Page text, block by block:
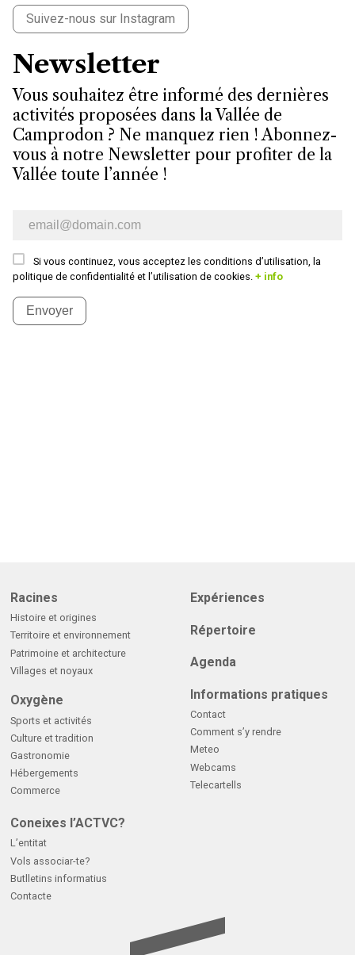
Suivez-nous sur Instagram
Newsletter
Vous souhaitez être informé des dernières
activités proposées dans la Vallée de
Camprodon ? Ne manquez rien ! Abonnez-
vous à notre Newsletter pour profiter de la
Vallée toute l’année !
Bulletin d’information par e-mail
Si vous continuez, vous acceptez les conditions d’utilisation, la
politique de confidentialité et l’utilisation de cookies. + info
Envoyer
Racines
Histoire et origines
Territoire et environnement
Patrimoine et architecture
Villages et noyaux
Oxygène
Sports et activités
Culture et tradition
Gastronomie
Hébergements
Commerce
Expériences
Répertoire
Agenda
Informations pratiques
Contact
Comment s’y rendre
Meteo
Webcams
Telecartells
Coneixes l’ACTVC?
L’entitat
Vols associar-te?
Butlletins informatius
Contacte